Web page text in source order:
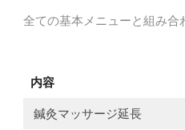
全ての基本メニューと組み合
内容
鍼灸マッサージ延長